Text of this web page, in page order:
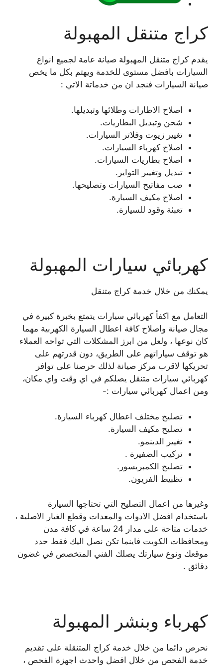
كراج متنقل المهبولة
يقدم كراج متنقل المهبولة صيانة عامة لجميع انواع
السيارات بافضل مستوى للخدمة ويهتم بكل ما يخص
صيانة السيارات فنجد ان من خدماتة الاتي :
اصلاح الاطارات وطلائها وتبديلها.
شحن وتبديل البطاريات.
تغيير زيوت وفلاتر السيارات.
اصلاح كهرباء السيارات.
اصلاح بطاريات السيارات.
تبديل وتغيير التواير.
صب مفاتيح السيارات وتصليحها.
اصلاح مكيف السيارة.
تعبئة وقود للسيارة.
كهربائي سيارات المهبولة
يمكنك من خلال خدمة كراج متنقل
التعامل مع اكفأ كهربائي سيارات يتمتع بخبرة كبيرة في
مجال صيانة واصلاح كافة اعطال السيارة الكهربية مهما
كان نوعها ، ولعل من ابرز المشكلات التي تواحه العملاء
هو توقف سياراتهم على الطريق، دون قدرتهم على
تحريكها لاقرب مركز صيانة لذلك حرصنا على توافر
كهربائي سيارات متنقل يصلكم في اي وقت واي مكان،
ومن اعمال كهربائي سيارات :-
تصليح مختلف اعطال كهرباء السيارة.
تصليح مكيف السيارة.
تغيير الدينمو.
تركيب الضفيرة .
تصليح الكمبريسور.
تظبيط الفريون.
وغيرها من اعمال التصليح التي تحتاجها السيارة
باستخدام افضل الادوات والمعدات وقطع الغيار الاصلية ،
خدمات متاحة على مدار 24 ساعة في كافة مدن
ومحافظات الكويت فاينما تكن نصل اليك فقط حدد
موقعك ونوع سيارتك يصلك الفني المتخصص في غضون
دقائق .
كهرباء وبنشر المهبولة
نحرص دائما من خلال خدمة كراج المتنقلة على تقديم
خدمة الفحص من خلال افضل واحدث اجهزة الفحص ،